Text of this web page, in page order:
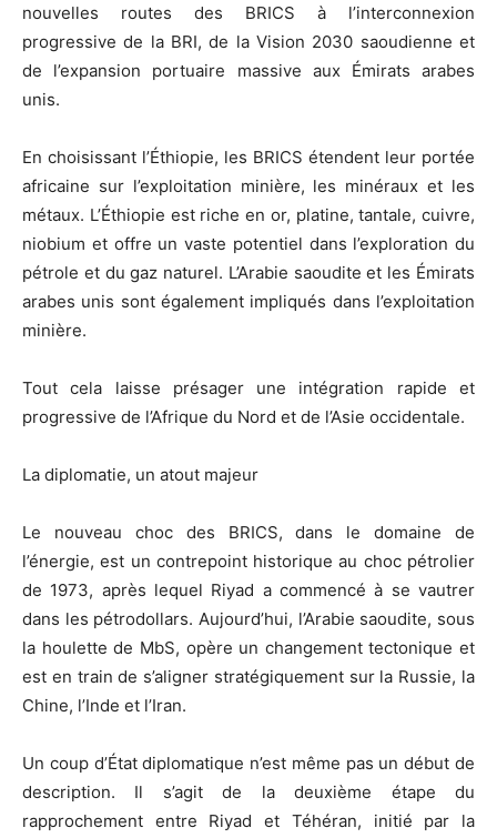
nouvelles routes des BRICS à l’interconnexion
progressive de la BRI, de la Vision 2030 saoudienne et
de l’expansion portuaire massive aux Émirats arabes
unis.
En choisissant l’Éthiopie, les BRICS étendent leur portée
africaine sur l’exploitation minière, les minéraux et les
métaux. L’Éthiopie est riche en or, platine, tantale, cuivre,
niobium et offre un vaste potentiel dans l’exploration du
pétrole et du gaz naturel. L’Arabie saoudite et les Émirats
arabes unis sont également impliqués dans l’exploitation
minière.
Tout cela laisse présager une intégration rapide et
progressive de l’Afrique du Nord et de l’Asie occidentale.
La diplomatie, un atout majeur
Le nouveau choc des BRICS, dans le domaine de
l’énergie, est un contrepoint historique au choc pétrolier
de 1973, après lequel Riyad a commencé à se vautrer
dans les pétrodollars. Aujourd’hui, l’Arabie saoudite, sous
la houlette de MbS, opère un changement tectonique et
est en train de s’aligner stratégiquement sur la Russie, la
Chine, l’Inde et l’Iran.
Un coup d’État diplomatique n’est même pas un début de
description. Il s’agit de la deuxième étape du
rapprochement entre Riyad et Téhéran, initié par la